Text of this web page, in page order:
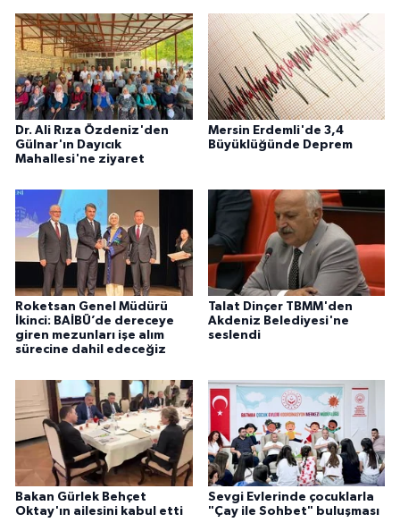
Dr. Ali Rıza Özdeniz'den
Gülnar'ın Dayıcık
Mahallesi'ne ziyaret
Mersin Erdemli'de 3,4
Büyüklüğünde Deprem
Roketsan Genel Müdürü
İkinci: BAİBÜ’de dereceye
giren mezunları işe alım
sürecine dahil edeceğiz
Talat Dinçer TBMM'den
Akdeniz Belediyesi'ne
seslendi
Bakan Gürlek Behçet
Oktay'ın ailesini kabul etti
Sevgi Evlerinde çocuklarla
"Çay ile Sohbet" buluşması